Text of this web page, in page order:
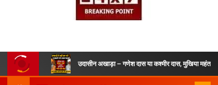
उदासीन अखाड़ा – गणेश दास या कश्मीर दास, मुखिया महंत ने